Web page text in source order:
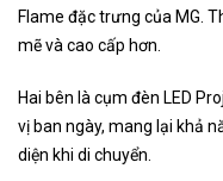
Flame đặc trưng của MG.
mẽ và cao cấp hơn.
Hai bên là cụm đèn LED
vị ban ngày, mang lại khả
diện khi di chuyển.